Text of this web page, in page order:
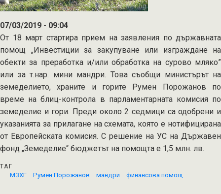
07/03/2019 - 09:04
От 18 март стартира прием на заявления по държавната
помощ „Инвестиции за закупуване или изграждане на
обекти за преработка и/или обработка на сурово мляко”
или за т.нар. мини мандри. Това съобщи министърът на
земеделието, храните и горите Румен Порожанов по
време на блиц-контрола в парламентарната комисия по
земеделие и гори. Преди около 2 седмици са одобрени и
указанията за прилагане на схемата, която е нотифицирана
от Европейската комисия. С решение на УС на Държавен
фонд „Земеделие“ бюджетът на помощта е 1,5 млн. лв.
ТАГ
МЗХГ
Румен Порожанов мандри финансова помощ